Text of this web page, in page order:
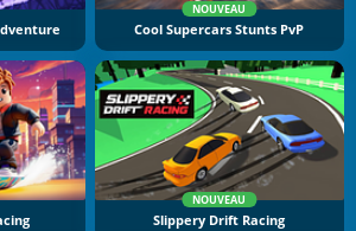
NOUVEAU
Cool Supercars Stunts PvP
NOUVEAU
Slippery Drift Racing